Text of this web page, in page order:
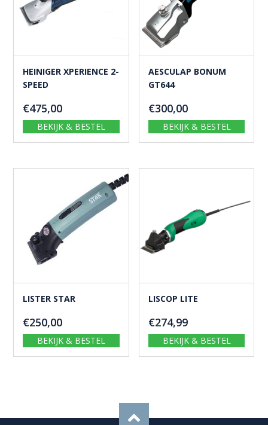
HEINIGER XPERIENCE 2-
SPEED
€475,00
BEKIJK & BESTEL
AESCULAP BONUM
GT644
€300,00
BEKIJK & BESTEL
LISTER STAR
€250,00
BEKIJK & BESTEL
LISCOP LITE
€274,99
BEKIJK & BESTEL